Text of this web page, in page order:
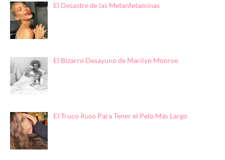
El Desastre de las Metanfetaminas
El Bizarro Desayuno de Marilyn Monroe
El Truco Ruso Para Tener el Pelo Más Largo